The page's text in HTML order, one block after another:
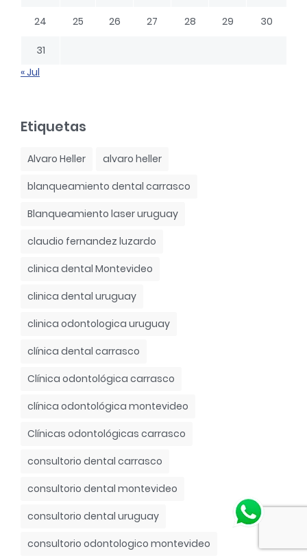
24 25 26 27 28 29 30
31
« Jul
Etiquetas
Alvaro Heller
alvaro heller
blanqueamiento dental carrasco
Blanqueamiento laser uruguay
claudio fernandez luzardo
clinica dental Montevideo
clinica dental uruguay
clinica odontologica uruguay
clínica dental carrasco
Clínica odontológica carrasco
clínica odontológica montevideo
Clínicas odontológicas carrasco
consultorio dental carrasco
consultorio dental montevideo
consultorio dental uruguay
consultorio odontologico montevideo